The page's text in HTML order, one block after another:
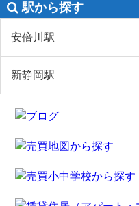
駅から探す
安倍川駅
新静岡駅